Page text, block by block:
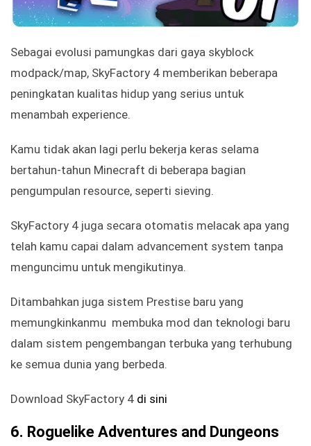
Sebagai evolusi pamungkas dari gaya skyblock
modpack/map, SkyFactory 4 memberikan beberapa
peningkatan kualitas hidup yang serius untuk
menambah experience.
Kamu tidak akan lagi perlu bekerja keras selama
bertahun-tahun Minecraft di beberapa bagian
pengumpulan resource, seperti sieving.
SkyFactory 4 juga secara otomatis melacak apa yang
telah kamu capai dalam advancement system tanpa
menguncimu untuk mengikutinya.
Ditambahkan juga sistem Prestise baru yang
memungkinkanmu membuka mod dan teknologi baru
dalam sistem pengembangan terbuka yang terhubung
ke semua dunia yang berbeda.
Download SkyFactory 4 di sini
6. Roguelike Adventures and Dungeons